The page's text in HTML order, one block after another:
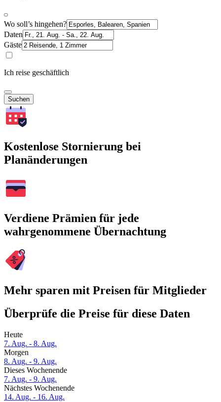
Wo soll’s hingehen?
Daten
Gäste
Ich reise geschäftlich
Suchen
Kostenlose Stornierung bei
Planänderungen
Verdiene Prämien für jede
wahrgenommene Übernachtung
Mehr sparen mit Preisen für Mitglieder
Überprüfe die Preise für diese Daten
Heute
7. Aug. - 8. Aug.
Morgen
8. Aug. - 9. Aug.
Dieses Wochenende
7. Aug. - 9. Aug.
Nächstes Wochenende
14. Aug. - 16. Aug.